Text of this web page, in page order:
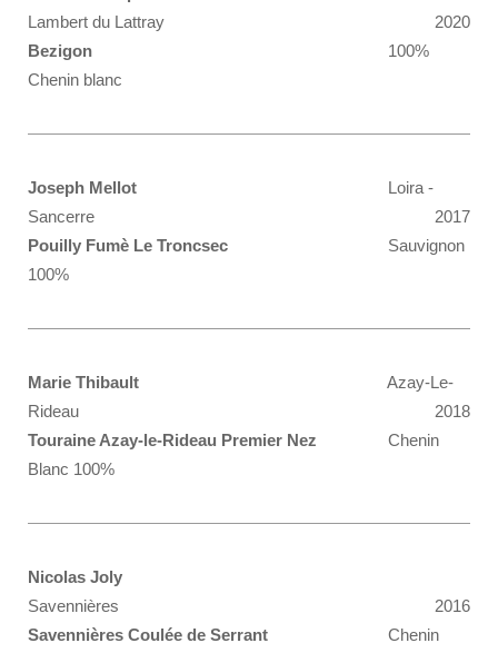
Lambert du Lattray
2020
Bezigon
100%
Chenin blanc
Joseph Mellot
Loira -
Sancerre
2017
Pouilly Fumè Le Troncsec
Sauvignon
100%
Marie Thibault
Azay-Le-
Rideau
2018
Touraine Azay-le-Rideau Premier Nez
Chenin
Blanc 100%
Nicolas Joly
Savennières
2016
Savennières Coulée de Serrant
Chenin